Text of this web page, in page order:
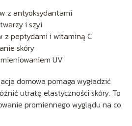
z antyoksydantami
i szyi
z peptydami i witaminą C
skóry
UV
domowa pomaga wygładzić
utratę elastyczności skóry. To
promiennego wyglądu na co